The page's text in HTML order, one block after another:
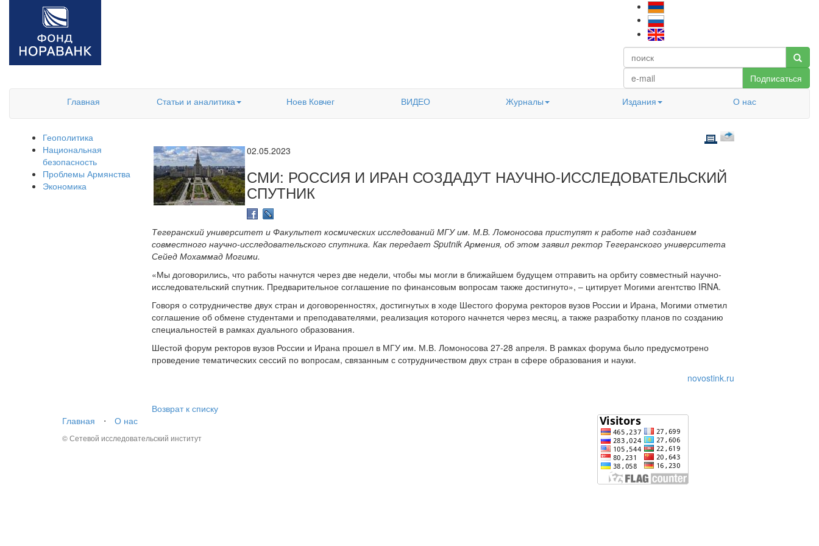
Подписаться
Главная
Статьи и аналитика Ноев Ковчег ВИДЕО Журналы Издания О нас
Геополитика
Национальная
безопасность
Проблемы Армянства
Экономика
02.05.2023
СМИ: РОССИЯ И ИРАН СОЗДАДУТ НАУЧНО-ИССЛЕДОВАТЕЛЬСКИЙ
СПУТНИК
Тегеранский университет и Факультет космических исследований МГУ им. М.В. Ломоносова приступят к работе над созданием
совместного научно-исследовательского спутника. Как передает Sputnik Армения, об этом заявил ректор Тегеранского университета
Сейед Мохаммад Могими.
«Мы договорились, что работы начнутся через две недели, чтобы мы могли в ближайшем будущем отправить на орбиту совместный научно-
исследовательский спутник. Предварительное соглашение по финансовым вопросам также достигнуто», – цитирует Могими агентство IRNA.
Говоря о сотрудничестве двух стран и договоренностях, достигнутых в ходе Шестого форума ректоров вузов России и Ирана, Могими отметил
соглашение об обмене студентами и преподавателями, реализация которого начнется через месяц, а также разработку планов по созданию
специальностей в рамках дуального образования.
Шестой форум ректоров вузов России и Ирана прошел в МГУ им. М.В. Ломоносова 27-28 апреля. В рамках форума было предусмотрено
проведение тематических сессий по вопросам, связанным с сотрудничеством двух стран в сфере образования и науки.
novostink.ru
Возврат к списку
Главная
⋅ О нас
© Сетевой исследовательский институт